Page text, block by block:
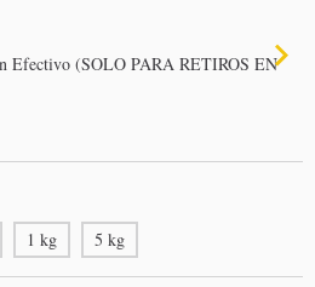
Efectivo (SOLO PARA RETIROS EN
1 kg 5 kg